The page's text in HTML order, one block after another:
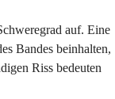
auf. Eine
Bandes beinhalten,
Riss bedeuten